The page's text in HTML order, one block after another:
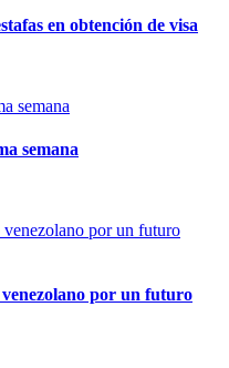
en obtención de visa
semana
por un futuro